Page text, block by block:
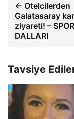
← Otelcilerden
Galatasaray
ziyareti! – SPOR
DALLARI
Tavsiye